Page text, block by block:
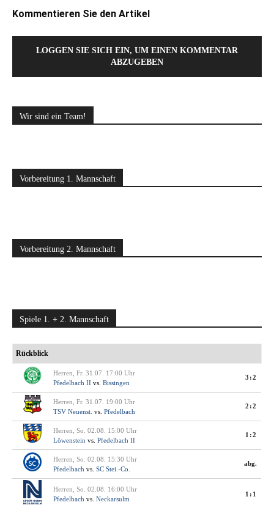
Kommentieren Sie den Artikel
LOGGEN SIE SICH EIN, UM EINEN KOMMENTAR
ABZUGEBEN
Wir sind ein Team!
Vorbereitung 1. Mannschaft
Vorbereitung 2. Mannschaft
Spiele 1. + 2. Mannschaft
Rückblick
Herren, Fr. 31.07. 17:00 Uhr
Pfedelbach II vs. Bissingen
3:2
Herren, Fr. 31.07. 19:00 Uhr
TSV Neuenst. vs. Pfedelbach
2:2
Herren, So. 02.08. 15:00 Uhr
Löwenstein vs. Pfedelbach II
1:2
Herren, So. 02.08. 15:30 Uhr
Pfedelbach vs. SC Stei.-Co.
abg.
Herren, So. 02.08. 16:00 Uhr
Pfedelbach vs. Neckarsulm
1:1